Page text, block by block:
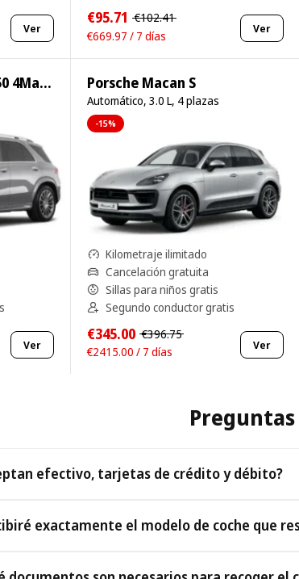
Ver
€95.71 €102.41
€669.97 / 7 días
Ver
Mercedes-Benz GLE 350 4Matic
Ver
Porsche Macan S
Automático, 3.0 L, 4 plazas
-15%
Kilometraje ilimitado
Cancelación gratuita
Sillas para niños gratis
Segundo conductor gratis
€345.00 €396.75
€2415.00 / 7 días
Ver
efectivo, tarjetas de crédito y débito?
exactamente el modelo de coche que